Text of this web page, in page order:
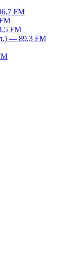
FM
FM
— 89,3 FM